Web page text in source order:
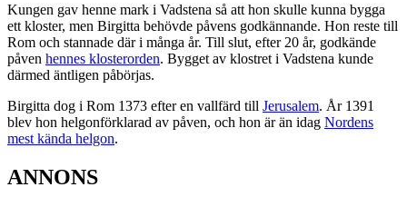
Kungen gav henne mark i Vadstena så att hon skulle kunna bygga
ett kloster, men Birgitta behövde påvens godkännande. Hon reste till
Rom och stannade där i många år. Till slut, efter 20 år, godkände
påven hennes klosterorden. Bygget av klostret i Vadstena kunde
därmed äntligen påbörjas.
Birgitta dog i Rom 1373 efter en vallfärd till Jerusalem. År 1391
blev hon helgonförklarad av påven, och hon är än idag Nordens
mest kända helgon.
ANNONS